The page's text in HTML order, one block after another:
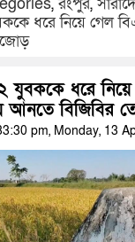
ধরে নিয়ে গেল
২ যুবককে ধরে
আনতে বিজিবির
pm, Monday, 13